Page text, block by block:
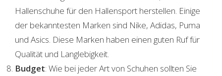
Hallenschuhe für den Hallensport herstellen. Einige
der bekanntesten Marken sind Nike, Adidas, Puma
und Asics. Diese Marken haben einen guten Ruf für
Qualität und Langlebigkeit.
Budget: Wie bei jeder Art von Schuhen sollten Sie